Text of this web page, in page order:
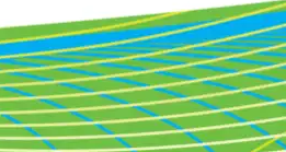
¿Cómo puedo ayudarte?
Hostelería